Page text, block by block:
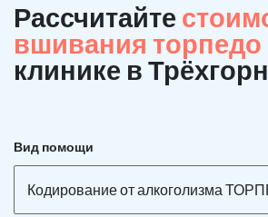
Рассчитайте
вшивания торпедо
клинике в
Вид помощи
Кодирование от алкоголизма